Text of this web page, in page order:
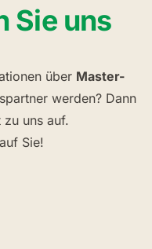
Sie uns
über Master-
werden? Dann
zu uns auf.
Sie!